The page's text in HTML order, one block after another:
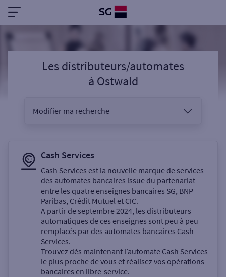
Les distributeurs/automates
à Ostwald
Modifier ma recherche
Sélectionnez votre recherche
Un service
Cash Services
Cash Services est la nouvelle marque de services
des automates bancaires issue du partenariat
entre les quatre enseignes bancaires SG, BNP
Paribas, Crédit Mutuel et CIC.
A partir de septembre 2024, les distributeurs
automatiques de ces enseignes sont peu à peu
remplacés par des automates bancaires Cash
Services.
Trouvez dès maintenant l’automate Cash Services
le plus proche de vous et réalisez vos opérations
bancaires en libre-service.